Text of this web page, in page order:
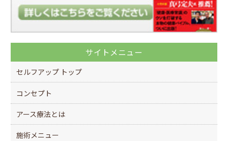
サイトメニュー
セルフアップ トップ
コンセプト
アース療法とは
施術メニュー